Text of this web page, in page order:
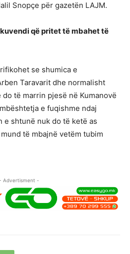
Snopçe për gazetën LAJM.
që pritet të mbahet të
se shumica e
Taravarit dhe normalisht
të marrin pjesë në Kumanovë
e fuqishme ndaj
e shtunë nuk do të ketë as
të mbajnë vetëm tubim
Advertisment -